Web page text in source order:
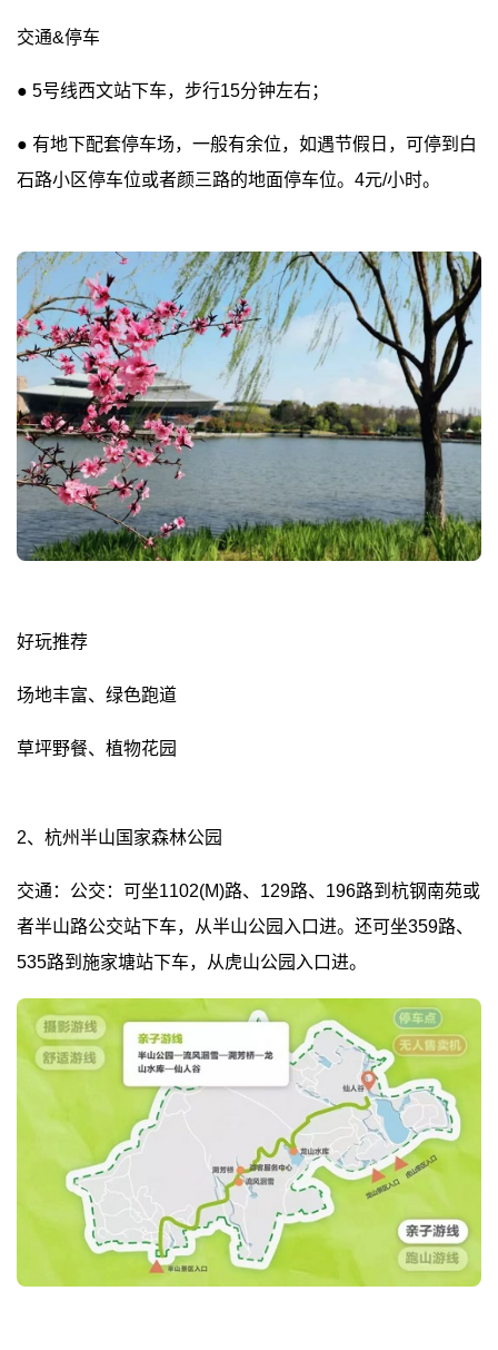
交通&停车
● 5号线西文站下车，步行15分钟左右；
● 有地下配套停车场，一般有余位，如遇节假日，可停到白
石路小区停车位或者颜三路的地面停车位。4元/小时。
好玩推荐
场地丰富、绿色跑道
草坪野餐、植物花园
2、杭州半山国家森林公园
交通：公交：可坐1102(M)路、129路、196路到杭钢南苑或
者半山路公交站下车，从半山公园入口进。还可坐359路、
535路到施家塘站下车，从虎山公园入口进。